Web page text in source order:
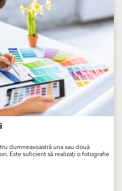
dumneavoastră una sau două
Este suficient să realizați o fotografie